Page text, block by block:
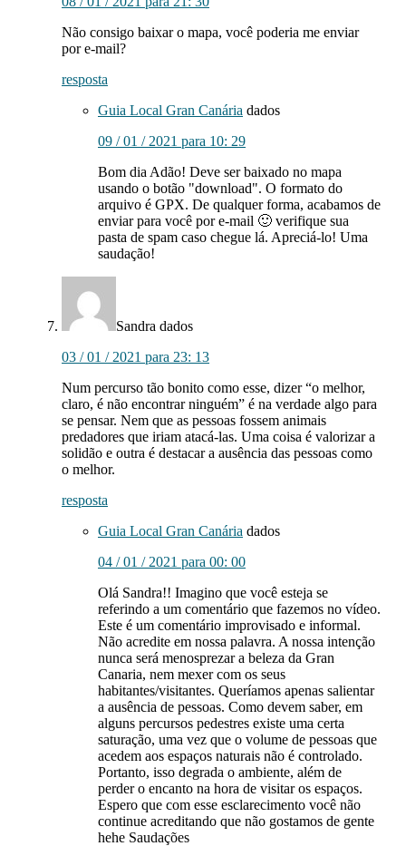
Não consigo baixar o mapa, você poderia me enviar
por e-mail?
resposta
Guia Local Gran Canária dados
09 / 01 / 2021 para 10: 29
Bom dia Adão! Deve ser baixado no mapa
usando o botão "download". O formato do
arquivo é GPX. De qualquer forma, acabamos de
enviar para você por e-mail 🙂 verifique sua
pasta de spam caso chegue lá. Apreciá-lo! Uma
saudação!
Sandra dados
03 / 01 / 2021 para 23: 13
Num percurso tão bonito como esse, dizer “o melhor,
claro, é não encontrar ninguém” é na verdade algo para
se pensar. Nem que as pessoas fossem animais
predadores que iriam atacá-las. Uma coisa é valorizar a
solidão e outra é destacar a ausência das pessoas como
o melhor.
resposta
Guia Local Gran Canária dados
04 / 01 / 2021 para 00: 00
Olá Sandra!! Imagino que você esteja se
referindo a um comentário que fazemos no vídeo.
Este é um comentário improvisado e informal.
Não acredite em nossa palavra. A nossa intenção
nunca será menosprezar a beleza da Gran
Canaria, nem mexer com os seus
habitantes/visitantes. Queríamos apenas salientar
a ausência de pessoas. Como devem saber, em
alguns percursos pedestres existe uma certa
saturação, uma vez que o volume de pessoas que
acedem aos espaços naturais não é controlado.
Portanto, isso degrada o ambiente, além de
perder o encanto na hora de visitar os espaços.
Espero que com esse esclarecimento você não
continue acreditando que não gostamos de gente
hehe Saudações